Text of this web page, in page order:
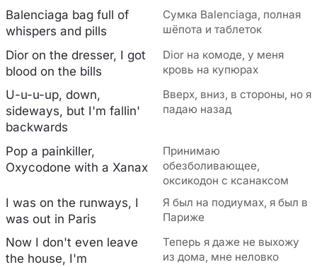
Balenciaga bag full of
whispers and pills
Сумка Balenciaga, полная
шёпота и таблеток
Dior on the dresser, I got
blood on the bills
Dior на комоде, у меня
кровь на купюрах
U-u-u-up, down,
sideways, but I'm fallin'
backwards
Вверх, вниз, в стороны, но я
падаю назад
Pop a painkiller,
Oxycodone with a Xanax
Принимаю
обезболивающее,
оксикодон с ксанаксом
I was on the runways, I
was out in Paris
Я был на подиумах, я был в
Париже
Now I don't even leave
the house, I'm
Теперь я даже не выхожу
из дома, мне неловко